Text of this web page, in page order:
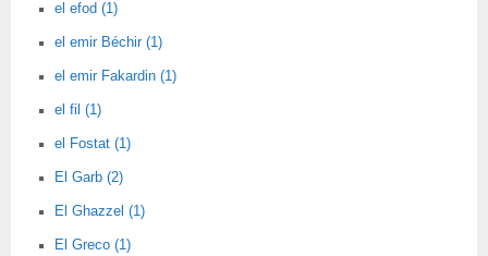
el efod (1)
el emir Béchir (1)
el emir Fakardin (1)
el fil (1)
el Fostat (1)
El Garb (2)
El Ghazzel (1)
El Greco (1)